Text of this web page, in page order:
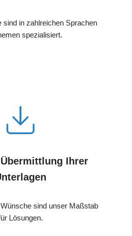
sind in zahlreichen Sprachen
spezialisiert.
Ihrer
sind unser Maßstab
Lösungen.